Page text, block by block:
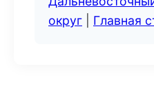
округ
Главная